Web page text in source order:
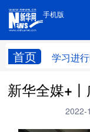
手机版
首页 学习进
手机版
学习进行时
新华全媒+
2022-